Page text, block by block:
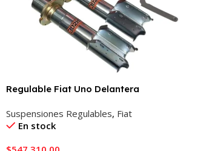
Regulable Fiat Uno Delantera
Suspensiones Regulables, Fiat
En stock